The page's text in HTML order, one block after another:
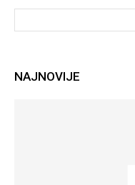
NAJNOVIJE